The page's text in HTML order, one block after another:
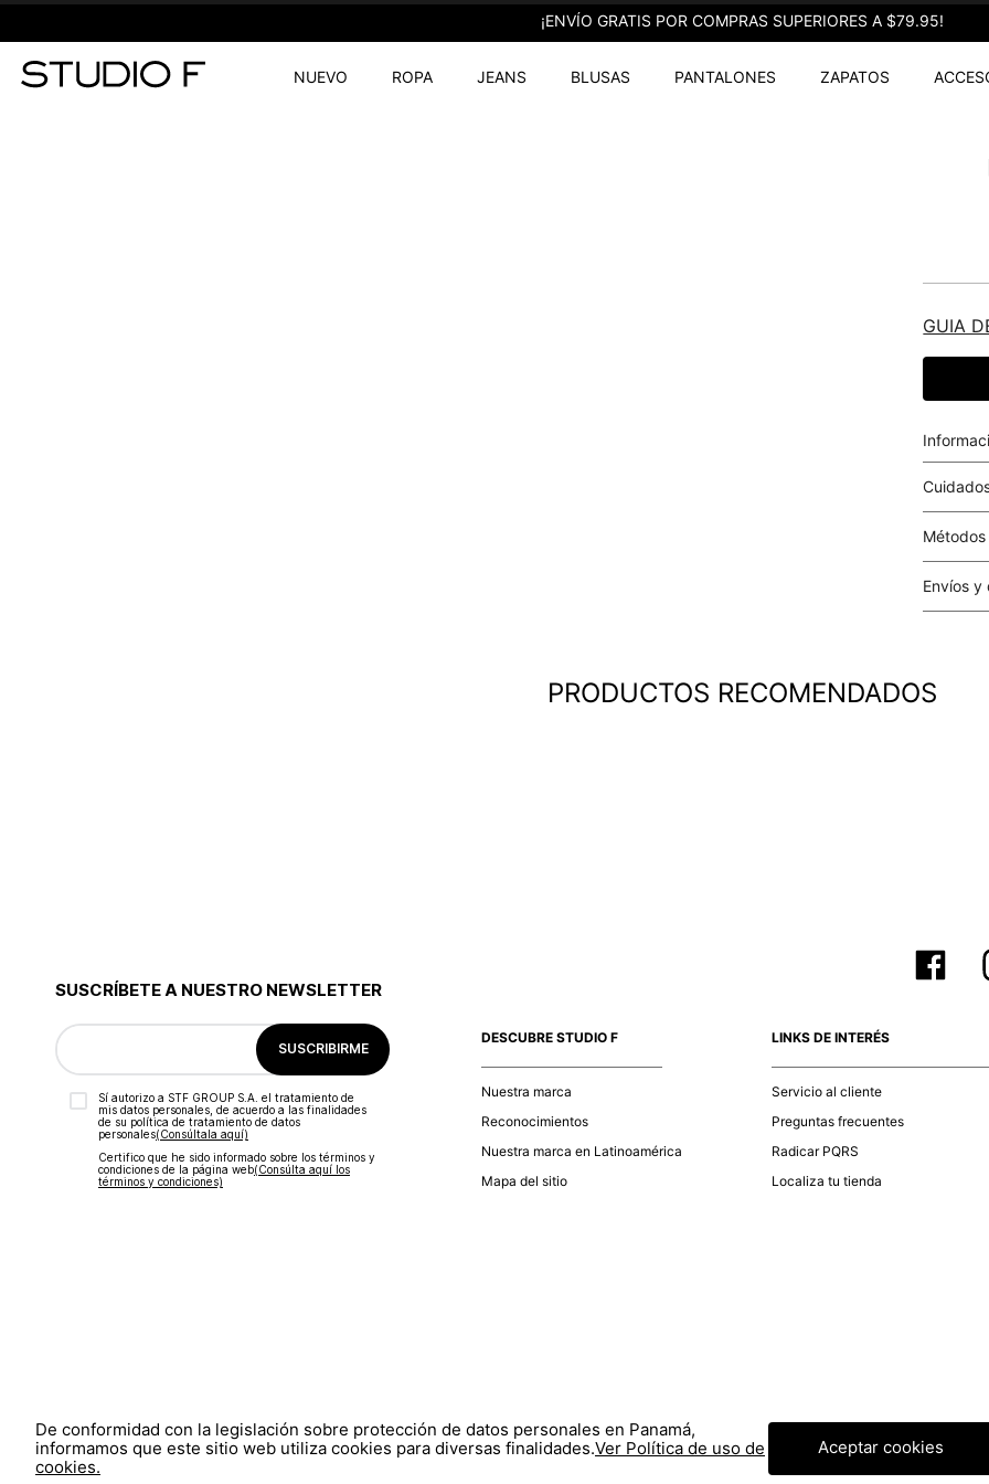
¡ENVÍO GRATIS POR COMPRAS SUPERIORES A $79.95!
NUEVO ROPA JEANS BLUSAS PANTALONES ZAPATOS
GUIA
Tarjetas
Envíos y
análisis
tu
PRODUCTOS RECOMENDADOS
SUSCRÍBETE A NUESTRO NEWSLETTER
SUSCRIBIRME
Sí autorizo a STF GROUP S.A. el tratamiento de
mis datos personales, de acuerdo a las finalidades
de su política de tratamiento de datos
personales‎(Consúltala aquí)
Certifico que he sido informado sobre los términos y
condiciones de la página web‎(Consúlta aquí los
términos y condiciones)
DESCUBRE STUDIO F
Nuestra marca
Reconocimientos
Nuestra marca en Latinoamérica
Mapa del sitio
LINKS DE INTERÉS
Servicio al cliente
Preguntas frecuentes
Radicar PQRS
Localiza tu tienda
© COPYRIGHT 2020 STF GROUP S.A. TODOS LOS DERECHOS RESERVADOS.
De conformidad con la legislación sobre protección de datos personales en Panamá,
informamos que este sitio web utiliza cookies para diversas finalidades.Ver Política de uso de
cookies.
Aceptar cookies